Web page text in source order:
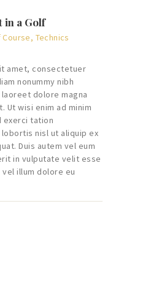
in a Golf
Course, Technics
amet, consectetuer
nonummy nibh
dolore magna
Ut wisi enim ad minim
exerci tation
nisl ut aliquip ex
Duis autem vel eum
in vulputate velit esse
illum dolore eu